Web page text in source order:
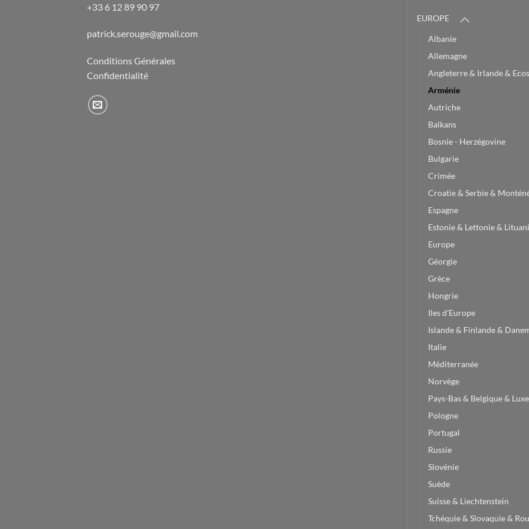
+33 6 12 89 90 97
patrick.serouge@gmail.com
Conditions Générales
Confidentialité
EUROPE
Albanie
Allemagne
Angleterre & Irlande &
Arménie
Autriche
Balkans
Bosnie - Herzégovine
Bulgarie
Crimée
Croatie & Serbie &
Espagne
Estonie & Lettonie &
Europe
Géorgie
Grèce
Hongrie
Iles d'Europe
Islande & Finlande &
Italie
Méditerranée
Norvège
Pays-Bas & Belgique &
Pologne
Portugal
Russie
Slovénie
Suède
Suisse & Liechtenstein
Tchéquie & Slovaquie &